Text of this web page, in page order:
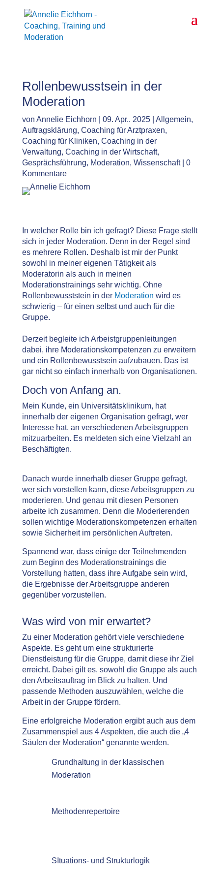
Rollenbewusstsein in der
Moderation
von Annelie Eichhorn 09. Apr.. 2025| Allgemein,
Auftragsklärung, Coaching für Arztpraxen,
Coaching für Kliniken, Coaching in der
Verwaltung, Coaching in der Wirtschaft,
Gesprächsführung, Moderation, Wissenschaft| 0
Kommentare
In welcher Rolle bin ich gefragt? Diese Frage stellt
sich in jeder Moderation. Denn in der Regel sind
es mehrere Rollen. Deshalb ist mir der Punkt
sowohl in meiner eigenen Tätigkeit als
Moderatorin als auch in meinen
Moderationstrainings sehr wichtig. Ohne
Rollenbewusststein in der Moderation wird es
schwierig – für einen selbst und auch für die
Gruppe.
Derzeit begleite ich Arbeistgruppenleitungen
dabei, ihre Moderationskompetenzen zu erweitern
und ein Rollenbewusstsein aufzubauen. Das ist
gar nicht so einfach innerhalb von Organisationen.
Doch von Anfang an.
Mein Kunde, ein Universitätsklinikum, hat
innerhalb der eigenen Organisation gefragt, wer
Interesse hat, an verschiedenen Arbeitsgruppen
mitzuarbeiten. Es meldeten sich eine Vielzahl an
Beschäftigten.
Danach wurde innerhalb dieser Gruppe gefragt,
wer sich vorstellen kann, diese Arbeitsgruppen zu
moderieren. Und genau mit diesen Personen
arbeite ich zusammen. Denn die Moderierenden
sollen wichtige Moderationskompetenzen erhalten
sowie Sicherheit im persönlichen Auftreten.
Spannend war, dass einige der Teilnehmenden
zum Beginn des Moderationstrainings die
Vorstellung hatten, dass ihre Aufgabe sein wird,
die Ergebnisse der Arbeitsgruppe anderen
gegenüber vorzustellen.
Was wird von mir erwartet?
Zu einer Moderation gehört viele verschiedene
Aspekte. Es geht um eine strukturierte
Dienstleistung für die Gruppe, damit diese ihr Ziel
erreicht. Dabei gilt es, sowohl die Gruppe als auch
den Arbeitsauftrag im Blick zu halten. Und
passende Methoden auszuwählen, welche die
Arbeit in der Gruppe fördern.
Eine erfolgreiche Moderation ergibt auch aus dem
Zusammenspiel aus 4 Aspekten, die auch die „4
Säulen der Moderation“ genannte werden.
Grundhaltung in der klassischen
Moderation
Methodenrepertoire
SItuations- und Strukturlogik